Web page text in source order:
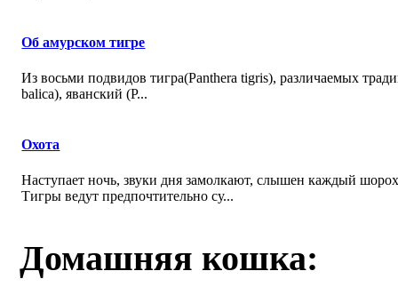
Об амурском тигре
Из восьми подвидов тигра(Panthera tigris), различаемых
balica), яванский (P...
Охота
Наступает ночь, звуки дня замолкают, слышен каждый
Тигры ведут предпочтительно су...
Домашняя кошка: